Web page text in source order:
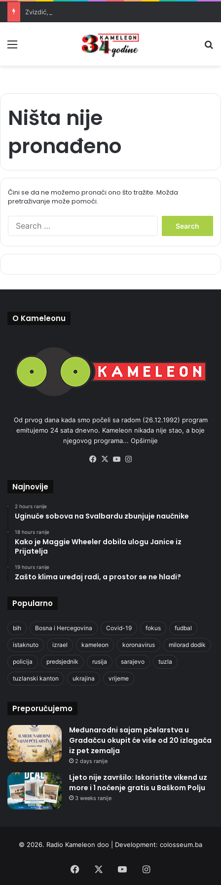
Ništa nije
pronađeno
Čini se da ne možemo pronaći ono što tražite. Možda
pretraživanje može pomoći.
h
O Kameleonu
Od prvog dana kada smo počeli sa radom (26.12.1992) program
emitujemo 24 sata dnevno. Kameleon nikada nije stao, a boje
njegovog programa... Opširnije
Facebook
X YouTube
Najnovije
2 hours ranije
Uginuće sobova na Svalbardu zbunjuje naučnike
18 hours ranije
Kako je Maggie Wheeler dobila ulogu Janice iz
Prijatelja
19 hours ranije
Zašto klima uređaj radi, a prostor se ne hladi?
Popularno
bih Bosna i Hercegovina Covid-19 fokus fudbal
istaknuto izrael kameleon koronavirus milorad dodik
policija predsjednik rusija sarajevo tuzla
tuzlanski kanton ukrajina vrijeme
Preporučujemo
Međunarodni sajam pčelarstva u
Gradačcu okupit će više od 20 izlagača
iz pet zemalja
2 days ranije
Ljeto nije završilo: Iskoristite vikend uz
more i 1 noćenje gratis u Baškom Polju
3 weeks ranije
© 2026. Radio Kameleon doo | Development: colosseum.ba
Facebook YouTubeInstagram